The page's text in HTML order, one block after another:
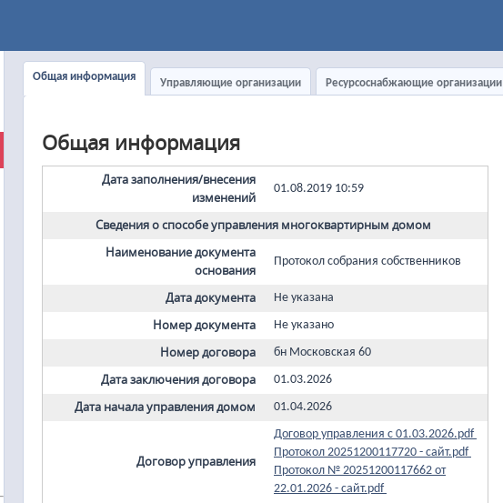
Общая информация
Управляющие организации Ресурсоснабжающие организации
Общая информация
Дата заполнения/внесения
изменений
01.08.2019 10:59
Сведения о способе управления многоквартирным домом
Наименование документа
основания
Протокол собрания собственников
Дата документа Не указана
Номер документа Не указано
Номер договора бн Московская 60
Дата заключения договора 01.03.2026
Дата начала управления домом 01.04.2026
Договор управления
Договор управления с 01.03.2026.pdf
Протокол 20251200117720 - сайт.pdf
Протокол № 20251200117662 от
22.01.2026 - сайт.pdf